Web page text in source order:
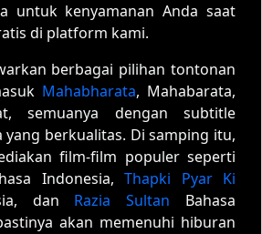
untuk kenyamanan Anda saat
di platform kami.
berbagai pilihan tontonan
Mahabharata, Mahabarata,
semuanya dengan subtitle
yang berkualitas. Di samping itu,
film-film populer seperti
Indonesia, Thapki Pyar Ki
dan Razia Sultan Bahasa
akan memenuhi hiburan